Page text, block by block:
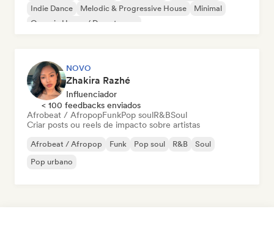
Indie Dance
Melodic & Progressive House
Minimal
Organic House / Downtempo
NOVO
Zhakira Razhé
Influenciador
< 100 feedbacks enviados
Afrobeat / AfropopFunkPop soulR&BSoul
Criar posts ou reels de impacto sobre artistas
Afrobeat / Afropop Funk Pop soul R&B
Soul
Pop urbano